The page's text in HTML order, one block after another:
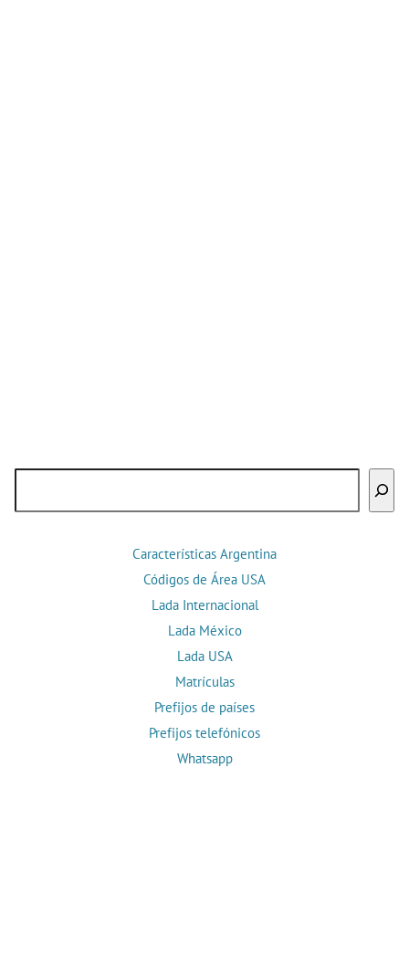
Características Argentina
Códigos de Área USA
Lada Internacional
Lada México
Lada USA
Matrículas
Prefijos de países
Prefijos telefónicos
Whatsapp